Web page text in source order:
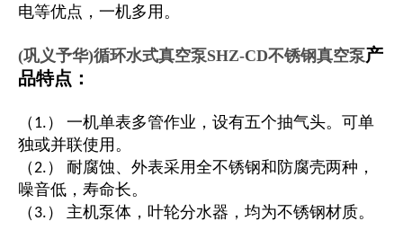
电等优点，一机多用。
(巩义予华)循环水式真空泵SHZ-CD不锈钢真空泵产
品特点：
（1.） 一机单表多管作业，设有五个抽气头。可单
独或并联使用。
（2.） 耐腐蚀、外表采用全不锈钢和防腐壳两种，
噪音低，寿命长。
（3.） 主机泵体，叶轮分水器，均为不锈钢材质。